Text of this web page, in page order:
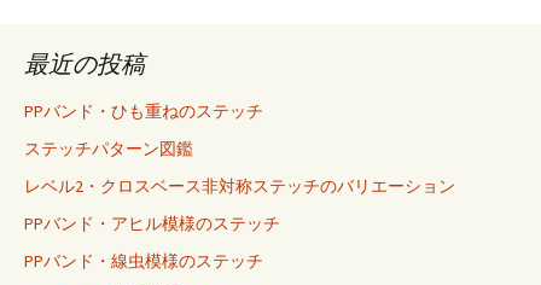
最近の投稿
PPバンド・ひも重ねのステッチ
ステッチパターン図鑑
レベル2・クロスベース非対称ステッチのバリエーション
PPバンド・アヒル模様のステッチ
PPバンド・線虫模様のステッチ